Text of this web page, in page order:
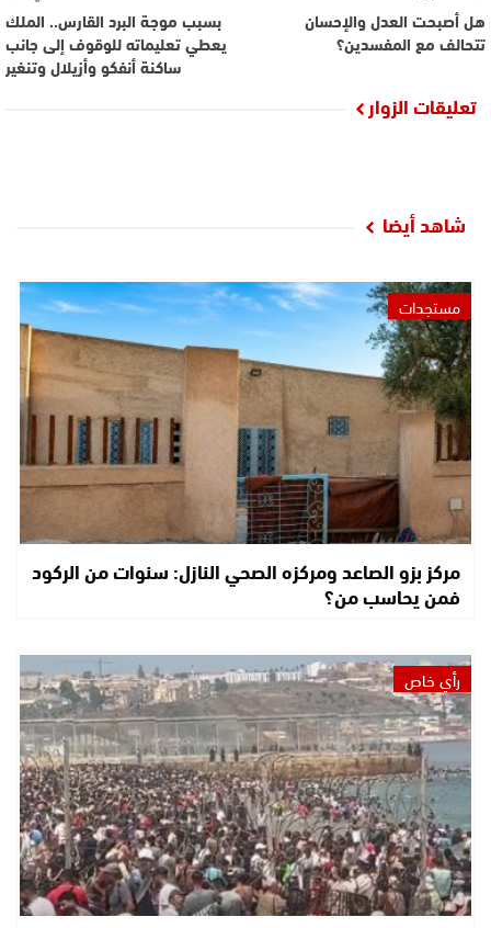
هل أصبحت العدل والإحسان
تتحالف مع المفسدين؟
بسبب موجة البرد القارس.. الملك
يعطي تعليماته للوقوف إلى جانب
ساكنة أنفكو وأزيلال وتنغير
تعليقات الزوار
شاهد أيضا
مستجدات
مركز بزو الصاعد ومركزه الصحي النازل: سنوات من الركود
فمن يحاسب من؟
رأي خاص